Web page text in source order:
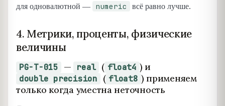
для одновалютной —
numeric всё равно лучше.
4. Метрики, проценты, физические
величины
PG-T-015 — real ( float4 ) и
double precision ( float8 ) применяем
только когда уместна неточность